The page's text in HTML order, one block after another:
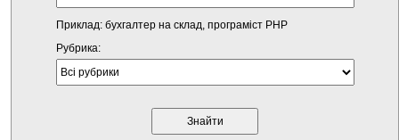
Приклад: бухгалтер на склад, програміст PHP
Рубрика: